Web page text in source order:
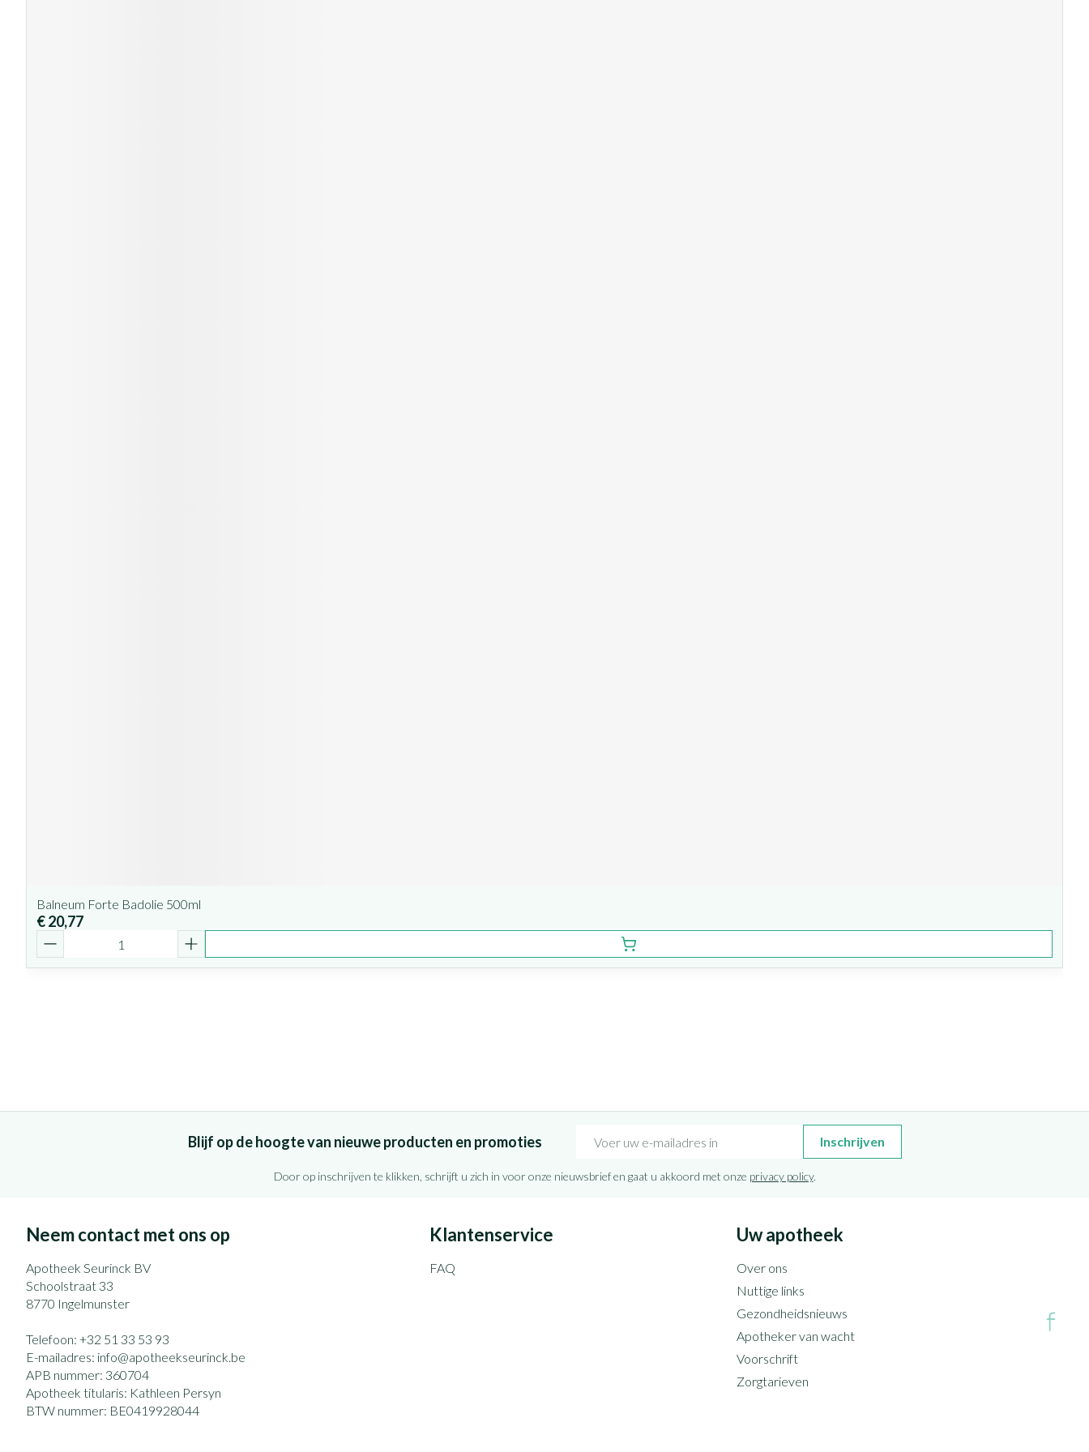
Balneum Forte Badolie 500ml
€ 20,77
Blijf op de hoogte van nieuwe producten en promoties Inschrijven
Door op inschrijven te klikken, schrijft u zich in voor onze nieuwsbrief en gaat u akkoord met onze privacy policy.
Neem contact met ons op
Apotheek Seurinck BV
Schoolstraat 33
8770 Ingelmunster
Telefoon: +32 51 33 53 93
E-mailadres: info@apotheekseurinck.be
APB nummer: 360704
Apotheek titularis: Kathleen Persyn
BTW nummer: BE0419928044
Klantenservice
FAQ
Uw apotheek
Over ons
Nuttige links
Gezondheidsnieuws
Apotheker van wacht
Voorschrift
Zorgtarieven